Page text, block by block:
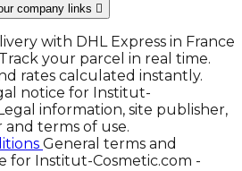
company links 
with DHL Express in France
your parcel in real time.
rates calculated instantly.
notice for Institut-
information, site publisher,
terms of use.
General terms and
for Institut-Cosmetic.com -